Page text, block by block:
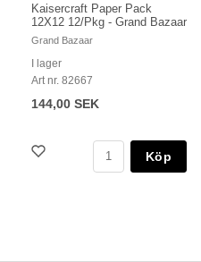
Kaisercraft Paper Pack
12X12 12/Pkg - Grand Bazaar
Grand Bazaar
I lager
Art nr. 82667
144,00 SEK
Köp